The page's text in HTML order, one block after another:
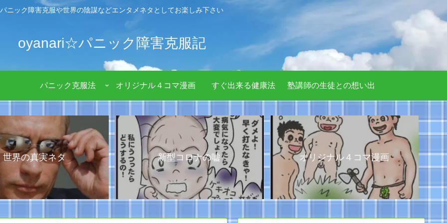
パニック障害克服や世界の陰謀などエンタメネタとしてお楽しみ下さい
oyanari☆パニック障害克服記
パニック克服法 オリジナル４コマ漫画 すぐ出来る健康法 塾講師の生徒との想い出
世界の真実ネタ 新型コロナの嘘 オリジナル４コマ漫画